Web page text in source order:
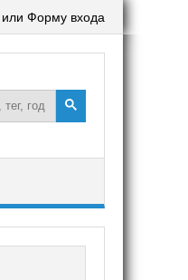
или Форму входа